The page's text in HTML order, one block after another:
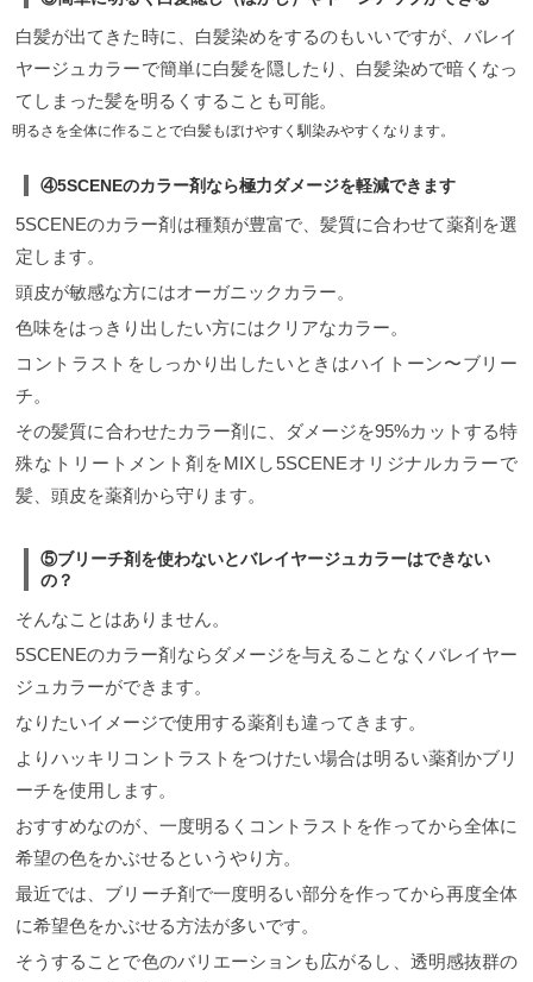
い人はオイルやバーム系の物がおススメ。 バーム系
は少し艶っぽくアッシュカラーも綺麗に見せてくれ
ます。 ボリュームを抑えたい時や、パサついて毛先
がまとまらない髪質にオススメ！ ウエットな質感(濡
れ髪)を作りたい人はオイル系がオススメ！ 流行りの
グレージュやブルージュなどのカラーとも相性バッ
チリ！ ツヤと質感をより綺麗に見せてくれます。 ス
ムや垂れてくる前髪、掻き上げた前髪など固定させ
たり、ペタっとなりやすい人や、がっちりキープし
たい人はオススメ！使用量はどれくらい？ 目安 ワッ
クスはパール2個分
バームは10円玉一個分
オイルは
たらこれを基準に少しずつプラスして使用していき
ましょう！ それぞれなりたい質感で使い分けて、シ
ョートヘア を楽しんでくださいね！
ススメスタイリング剤をご紹介させて頂きました
外と簡単そうでやってみよう！など、少しでも皆様
のお役に立てれば嬉しいです！
新規でご来店のお客
様は10%OFF カット（シャンプー＆ブロー込）
15400円 → 13500円 限定クーポンはこちら⇩
クでお店に繋がります。 ☎︎ 03−6427−49525
3分 駐車場完備プラダを曲がって直ぐの場所
白髪が出てきた時に、白髪染めをするのもいいですが、バレイ
ヤージュカラーで簡単に白髪を隠したり、白髪染めで暗くなっ
てしまった髪を明るくすることも可能。
明るさを全体に作ることで白髪もぼけやすく馴染みやすくなります。
④5SCENEのカラー剤なら極力ダメージを軽減できます
5SCENEのカラー剤は種類が豊富で、髪質に合わせて薬剤を選
定します。
頭皮が敏感な方にはオーガニックカラー。
色味をはっきり出したい方にはクリアなカラー。
コントラストをしっかり出したいときはハイトーン〜ブリー
チ。
その髪質に合わせたカラー剤に、ダメージを95%カットする特
殊なトリートメント剤をMIXし5SCENEオリジナルカラーで
髪、頭皮を薬剤から守ります。
⑤ブリーチ剤を使わないとバレイヤージュカラーはできない
の？
そんなことはありません。
5SCENEのカラー剤ならダメージを与えることなくバレイヤー
ジュカラーができます。
なりたいイメージで使用する薬剤も違ってきます。
よりハッキリコントラストをつけたい場合は明るい薬剤かブリ
ーチを使用します。
おすすめなのが、一度明るくコントラストを作ってから全体に
希望の色をかぶせるというやり方。
最近では、ブリーチ剤で一度明るい部分を作ってから再度全体
に希望色をかぶせる方法が多いです。
そうすることで色のバリエーションも広がるし、透明感抜群の